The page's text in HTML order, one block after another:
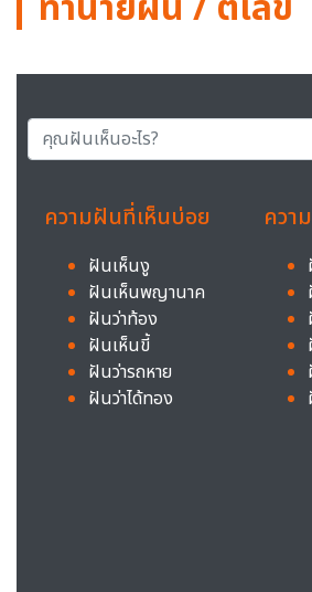
ความฝันที่เห็นบ่อย
ฝันเห็นงู
ฝันเห็นพญานาค
ฝันว่าท้อง
ฝันเห็นขี้
ฝันว่ารถหาย
ฝันว่าได้ทอง
ควา